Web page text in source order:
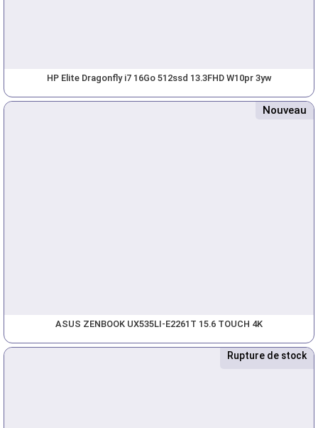
HP Elite Dragonfly i7 16Go 512ssd 13.3FHD W10pr 3yw
Nouveau
ASUS ZENBOOK UX535LI-E2261T 15.6 TOUCH 4K
Nouveau
Rupture de stock